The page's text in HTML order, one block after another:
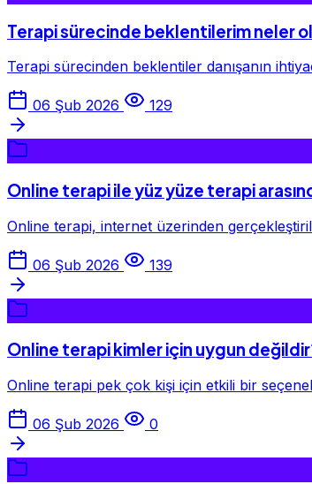
Terapi sürecinde beklentilerim neler
Terapi sürecinden beklentiler danışanın
06 Şub 2026 129
Online terapi ile yüz yüze terapi
Online terapi, internet üzerinden
06 Şub 2026 139
Online terapi kimler için uygun
Online terapi pek çok kişi için etkili bir
06 Şub 2026 0